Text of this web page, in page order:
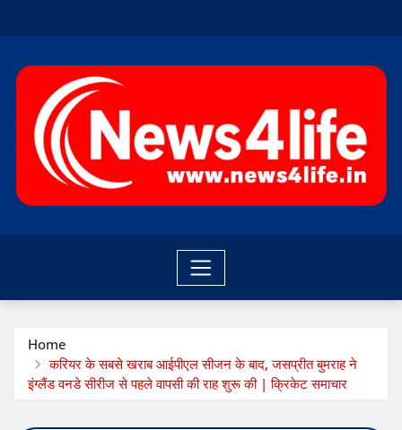
to
Home
करियर के सबसे खराब आईपीएल सीजन के बाद, जसप्रीत बुमराह ने
इंग्लैंड वनडे सीरीज से पहले वापसी की राह शुरू की | क्रिकेट समाचार